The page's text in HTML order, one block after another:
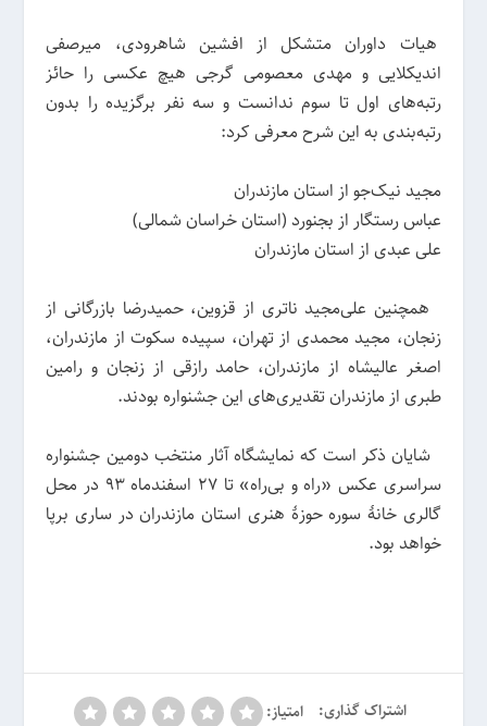
هیات داوران متشکل از افشین شاهرودی، میرصفی
اندیکلایی و مهدی معصومی گرجی هیچ عکسی را حائز
رتبه‌های اول تا سوم ندانست و سه نفر برگزیده را بدون
رتبه‌بندی به این شرح معرفی کرد:
مجید نیک‌جو از استان مازندران
عباس رستگار از بجنورد (استان خراسان شمالی)
علی عبدی از استان مازندران
همچنین علی‌مجید ناتری از قزوین، حمیدرضا بازرگانی از
زنجان، مجید محمدی از تهران، سپیده سکوت از مازندران،
اصغر عالیشاه از مازندران، حامد رازقی از زنجان و رامین
طبری از مازندران تقدیری‌های این جشنواره بودند.
شایان ذکر است که نمایشگاه آثار منتخب دومین جشنواره
سراسری عکس «راه و بی‌راه» تا ۲۷ اسفندماه ۹۳ در محل
گالری خانهٔ سوره حوزهٔ هنری استان مازندران در ساری برپا
خواهد بود.
اشتراک گذاری: امتیاز: